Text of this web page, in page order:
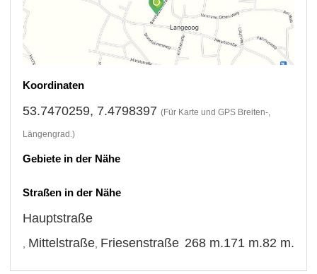
Koordinaten
53.7470259, 7.4798397 (Für Karte und GPS Breiten-,
Längengrad.)
Gebiete in der Nähe
Straßen in der Nähe
Hauptstraße
82 m.
Mittelstraße 171 m.
Friesenstraße 268 m.